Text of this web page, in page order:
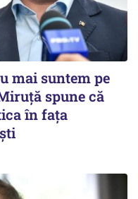
mai suntem pe
spune că
în fața